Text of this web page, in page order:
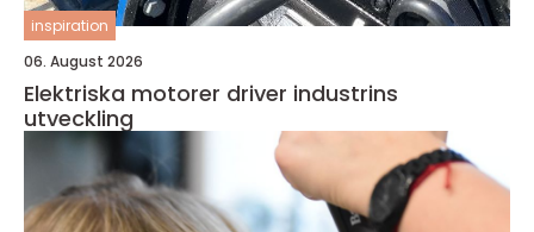
inspiration
06. August 2026
Elektriska motorer driver industrins
utveckling